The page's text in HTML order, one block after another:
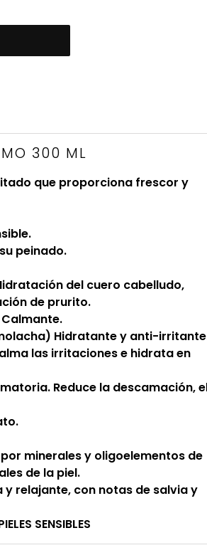
300 ML
que proporciona frescor y
peinado.
del cuero cabelludo,
de prurito.
Hidratante y anti-
las irritaciones e hidrata en
Reduce la descamación,
minerales y oligoelementos de
de la piel.
relajante, con notas de salvia y
SENSIBLES